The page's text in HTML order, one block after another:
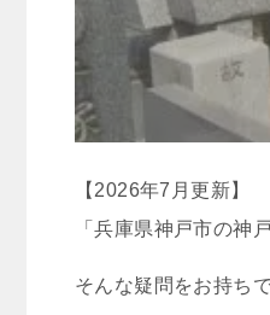
【2026年7月更新】
「兵庫県神戸市の神
そんな疑問をお持ち